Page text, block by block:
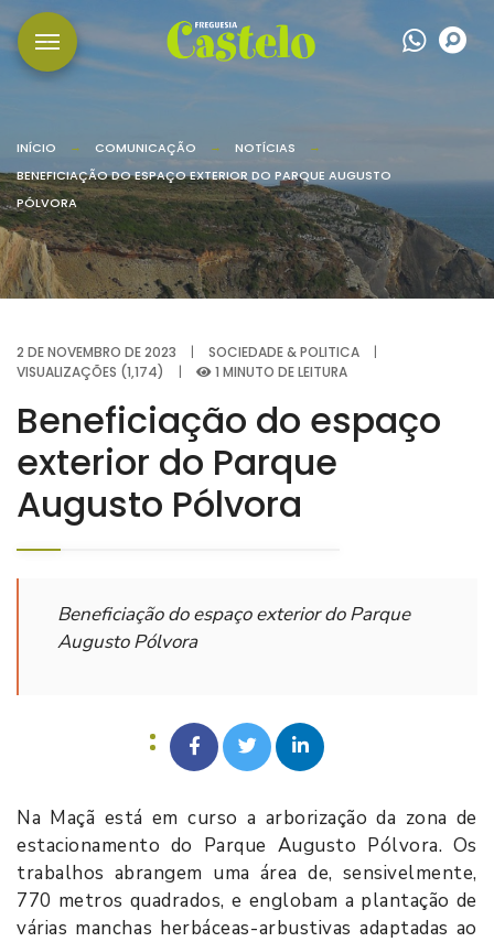
INÍCIO COMUNICAÇÃO
NOTÍCIAS
BENEFICIAÇÃO DO ESPAÇO EXTERIOR DO PARQUE AUGUSTO
PÓLVORA
2 DE NOVEMBRO DE 2023 | SOCIEDADE & POLITICA
|
VISUALIZAÇÕES (1,174)
| 1 MINUTO DE LEITURA
Beneficiação do espaço
exterior do Parque
Augusto Pólvora
Beneficiação do espaço exterior do Parque
Augusto Pólvora
Na Maçã está em curso a arborização da zona de
estacionamento do Parque Augusto Pólvora. Os
trabalhos abrangem uma área de, sensivelmente,
770 metros quadrados, e englobam a plantação de
várias manchas herbáceas-arbustivas adaptadas ao